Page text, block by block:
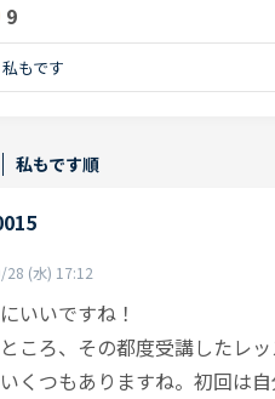
9
私もです
私もです順
28 (水) 17:12
いいですね！
ころ、その都度受講したレ
くつもありますね。初回は